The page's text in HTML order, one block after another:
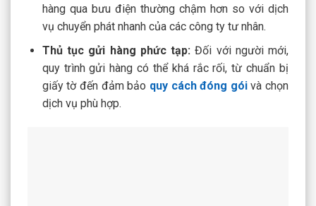
hàng qua bưu điện thường chậm hơn so với dịch
vụ chuyển phát nhanh của các công ty tư nhân.
Thủ tục gửi hàng phức tạp: Đối với người mới,
quy trình gửi hàng có thể khá rắc rối, từ chuẩn bị
giấy tờ đến đảm bảo quy cách đóng góivà chọn
dịch vụ phù hợp.